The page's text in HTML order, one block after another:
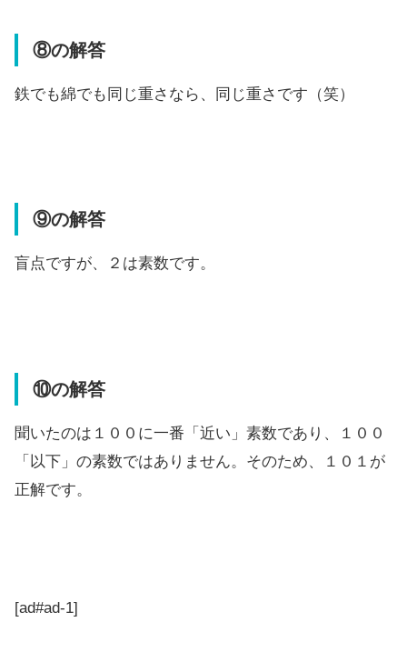
⑧の解答
鉄でも綿でも同じ重さなら、同じ重さです（笑）
⑨の解答
盲点ですが、２は素数です。
⑩の解答
聞いたのは１００に一番「近い」素数であり、１００
「以下」の素数ではありません。そのため、１０１が
正解です。
[ad#ad-1]